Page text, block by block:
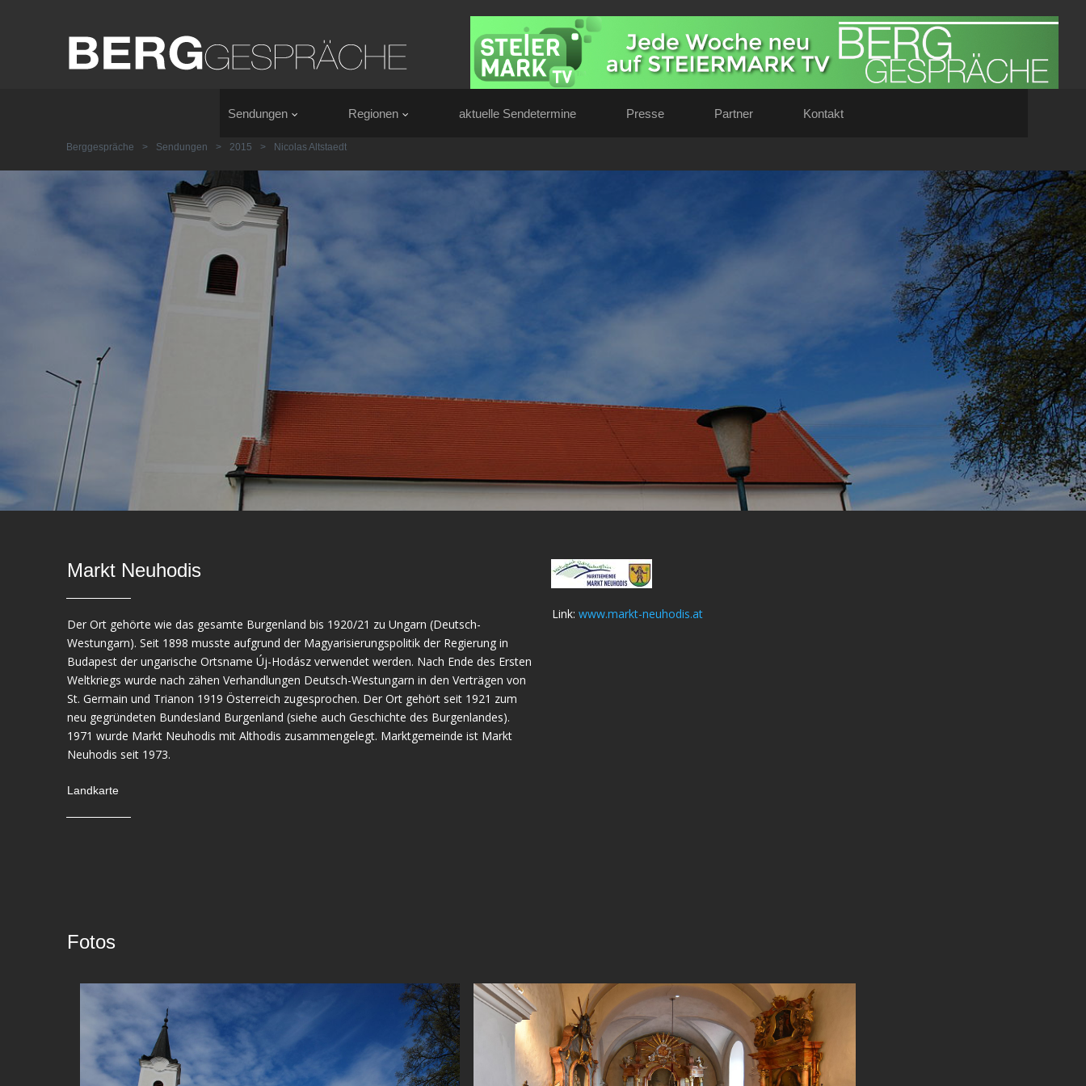
Sendungen Regionen aktuelle Sendetermine Presse Partner Kontakt
Berggespräche > Sendungen > 2015 > Nicolas Altstaedt
Markt Neuhodis
Der Ort gehörte wie das gesamte Burgenland bis 1920/21 zu Ungarn (Deutsch-
Westungarn). Seit 1898 musste aufgrund der Magyarisierungspolitik der Regierung in
Budapest der ungarische Ortsname Új-Hodász verwendet werden. Nach Ende des Ersten
Weltkriegs wurde nach zähen Verhandlungen Deutsch-Westungarn in den Verträgen von
St. Germain und Trianon 1919 Österreich zugesprochen. Der Ort gehört seit 1921 zum
neu gegründeten Bundesland Burgenland (siehe auch Geschichte des Burgenlandes).
1971 wurde Markt Neuhodis mit Althodis zusammengelegt. Marktgemeinde ist Markt
Neuhodis seit 1973.
Landkarte
Link: www.markt-neuhodis.at
Fotos